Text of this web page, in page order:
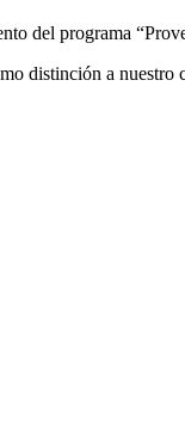
del programa
distinción a nuestro